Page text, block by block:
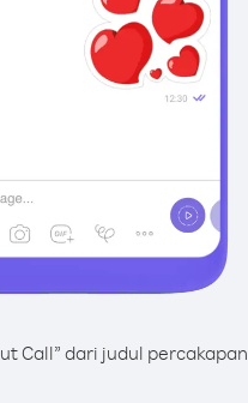
Call” dari judul percakapan